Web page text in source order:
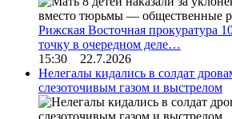
Рижская Восточная прокуратура
точку в очередном деле…
15:30 22.7.2026
Нелегалы кидались в солдат
слезоточивым газом и выстрелом